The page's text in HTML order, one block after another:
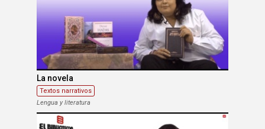
La novela
Textos narrativos
Lengua y literatura